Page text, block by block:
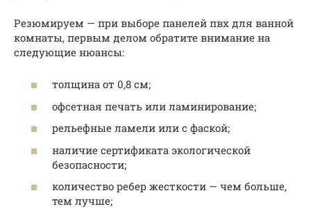
Резюмируем — при выборе панелей пвх для ванной
комнаты, первым делом обратите внимание на
следующие нюансы:
толщина от 0,8 см;
офсетная печать или ламинирование;
рельефные ламели или с фаской;
наличие сертификата экологической
безопасности;
количество ребер жесткости — чем больше,
тем лучше;